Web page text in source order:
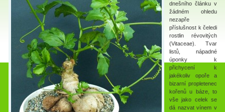
dnešního článku v
žádném ohledu
nezapře
příslušnost k čeledi
rostlin révovitých
(Vitaceae). Tvar
listů, nápadné
úponky k
přichycení k
jakékoliv opoře a
bizarní propletenec
kořenů u báze, to
vše jako celek se
dá nazvat vínem v